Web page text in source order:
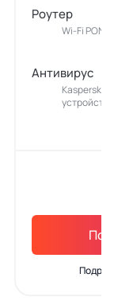
Роутер
Wi-Fi PON-
Антивирус
Kaspersky